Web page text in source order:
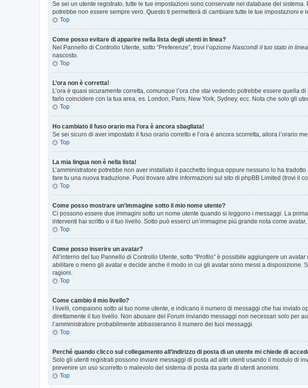
Se sei un utente registrato, tutte le tue impostazioni sono conservate nel database del
potrebbe non essere sempre vero. Questo ti permetterà di cambiare tutte le tue impostazioni e
Top
Come posso evitare di apparire nella lista degli utenti in linea?
Nel Pannello di Controllo Utente, sotto “Preferenze”, trovi l’opzione Nascondi il tuo stato in linea
nascosto.
Top
L’ora non è corretta!
L’ora è quasi sicuramente corretta, comunque l’ora che stai vedendo potrebbe essere
farlo coincidere con la tua area, es. London, Paris, New York, Sydney, ecc. Nota che solo gli
Top
Ho cambiato il fuso orario ma l’ora è ancora sbagliata!
Se sei sicuro di aver impostato il fuso orario corretto e l’ora è ancora scorretta, allora l’orario
Top
La mia lingua non è nella lista!
L’amministratore potrebbe non aver installato il pacchetto lingua oppure nessuno lo ha
fare tu una nuova traduzione. Puoi trovare altre informazioni sul sito di phpBB Limited (trovi il
Top
Come posso mostrare un’immagine sotto il mio nome utente?
Ci possono essere due immagini sotto un nome utente quando si leggono i messaggi. La
interventi hai scritto o il tuo livello. Sotto può esserci un’immagine più grande nota come
Top
Come posso inserire un avatar?
All’interno del tuo Pannello di Controllo Utente, sotto “Profilo” è possibile aggiungere un
abilitare o meno gli avatar e decide anche il modo in cui gli avatar sono messi a disposizione.
ragioni.
Top
Come cambio il mio livello?
I livelli, compaiono sotto al tuo nome utente, e indicano il numero di messaggi che hai
direttamente il tuo livello. Non abusare del Forum inviando messaggi non necessari solo per
l’amministratore probabilmente abbasseranno il numero dei tuoi messaggi.
Top
Perché quando clicco sul collegamento all’indirizzo di posta di un utente mi chiede di
Solo gli utenti registrati possono inviare messaggi di posta ad altri utenti usando il modulo di
prevenire un uso scorretto o malevolo del sistema di posta da parte di utenti anonimi.
Top